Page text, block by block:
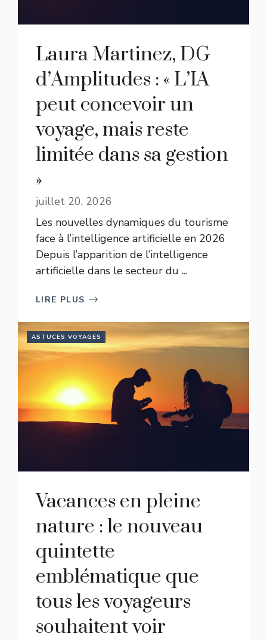
Laura Martinez, DG
d’Amplitudes : « L’IA
peut concevoir un
voyage, mais reste
limitée dans sa gestion
»
juillet 20, 2026
Les nouvelles dynamiques du tourisme
face à l’intelligence artificielle en 2026
Depuis l’apparition de l’intelligence
artificielle dans le secteur du ...
LIRE PLUS
ASTUCES VOYAGES
Vacances en pleine
nature : le nouveau
quintette
emblématique que
tous les voyageurs
souhaitent voir